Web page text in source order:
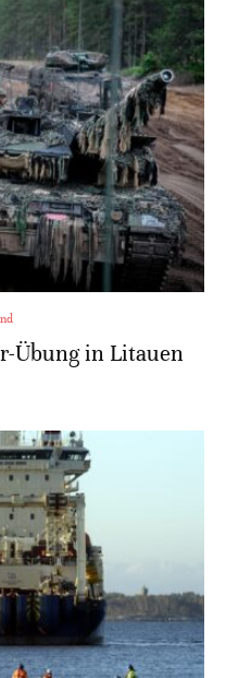
Übung in Litauen